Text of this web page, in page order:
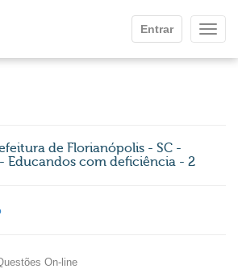
Entrar
de Florianópolis - SC -
Educandos com deficiência - 2
On-line